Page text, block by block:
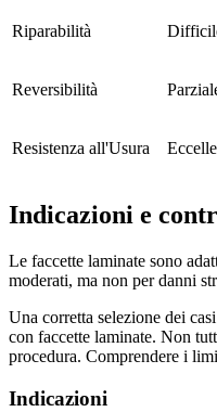
Riparabilità
Reversibilità
Resistenza all'Usura
Indicazioni e
Le faccette laminate sono
moderati, ma non per danni
Una corretta selezione dei
con faccette laminate. Non
procedura. Comprendere i
Indicazioni